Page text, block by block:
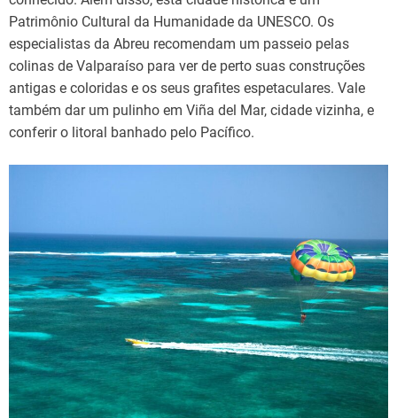
Patrimônio Cultural da Humanidade da UNESCO. Os
especialistas da Abreu recomendam um passeio pelas
colinas de Valparaíso para ver de perto suas construções
antigas e coloridas e os seus grafites espetaculares. Vale
também dar um pulinho em Viña del Mar, cidade vizinha, e
conferir o litoral banhado pelo Pacífico.